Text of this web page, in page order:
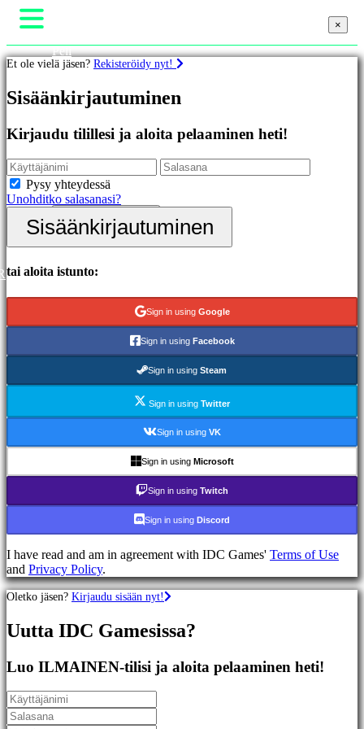
Esittelyssä
Uutuudet
Ilmaiset
pelit
Kategoriat
Toimintapelit
Seikkailupelit
pelit
pelit
Räiskintäpelit
games
games
games
games
games
games
Demot
Yhteisö
Gameplay
sisäiset
Uutiset
Media
Oppaat
Peli
Gameplay
Uutiset
Tuki
Kauppa
Rekisteröidy
×
Et ole vielä jäsen? Rekisteröidy nyt!
Sisäänkirjautuminen
Kirjaudu tilillesi ja aloita pelaaminen heti!
Pysy yhteydessä
Unohditko salasanasi?
Sisäänkirjautuminen
tai aloita istunto:
Sign in using Google
Sign in using Facebook
Sign in using Steam
Sign in using Twitter
Sign in using VK
Sign in using Microsoft
Sign in using Twitch
Sign in using Discord
I have read and am in agreement with IDC Games' Terms of Use
and Privacy Policy.
×
Oletko jäsen? Kirjaudu sisään nyt!
Uutta IDC Gamesissa?
Luo ILMAINEN-tilisi ja aloita pelaaminen heti!
×